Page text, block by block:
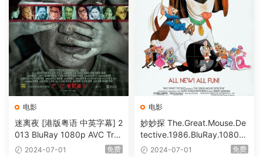
电影
迷离夜 [港版粤语 中英字幕] 2
013 BluRay 1080p AVC Tru
eHD5.1 [BDISO 22.64GB]
2024-07-01 免费
电影
妙妙探 The.Great.Mouse.De
tective.1986.BluRay.1080p.
AVC.DTS-HD.MA.5.1-HDHo
2024-07-01 免费